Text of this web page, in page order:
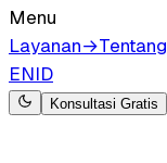
Menu
Layanan→Tentang
ENID
Konsultasi Gratis